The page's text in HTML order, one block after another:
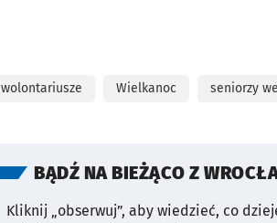
wolontariusze Wielkanoc seniorzy
BĄDŹ NA BIEŻĄCO Z
Kliknij „obserwuj”, aby wiedzieć, co